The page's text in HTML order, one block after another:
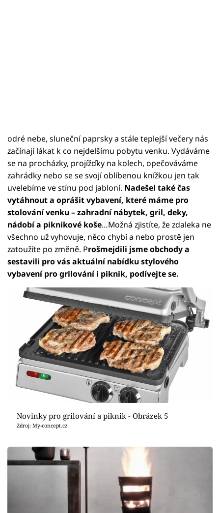
odré nebe, sluneční paprsky a stále teplejší večery nás
začínají lákat k co nejdelšímu pobytu venku. Vydáváme
se na procházky, projížďky na kolech, opečováváme
zahrádky nebo se se svojí oblíbenou knížkou jen tak
uvelebíme ve stínu pod jabloní. Nadešel také čas
vytáhnout a oprášit vybavení, které máme pro
stolování venku – zahradní nábytek, gril, deky,
nádobí a piknikové koše…Možná zjistíte, že zdaleka ne
všechno už vyhovuje, něco chybí a nebo prostě jen
zatoužíte po změně. Prošmejdili jsme obchody a
sestavili pro vás aktuální nabídku stylového
vybavení pro grilování i piknik, podívejte se.
Novinky pro grilování a piknik - Obrázek 5
Zdroj: My-concept.cz